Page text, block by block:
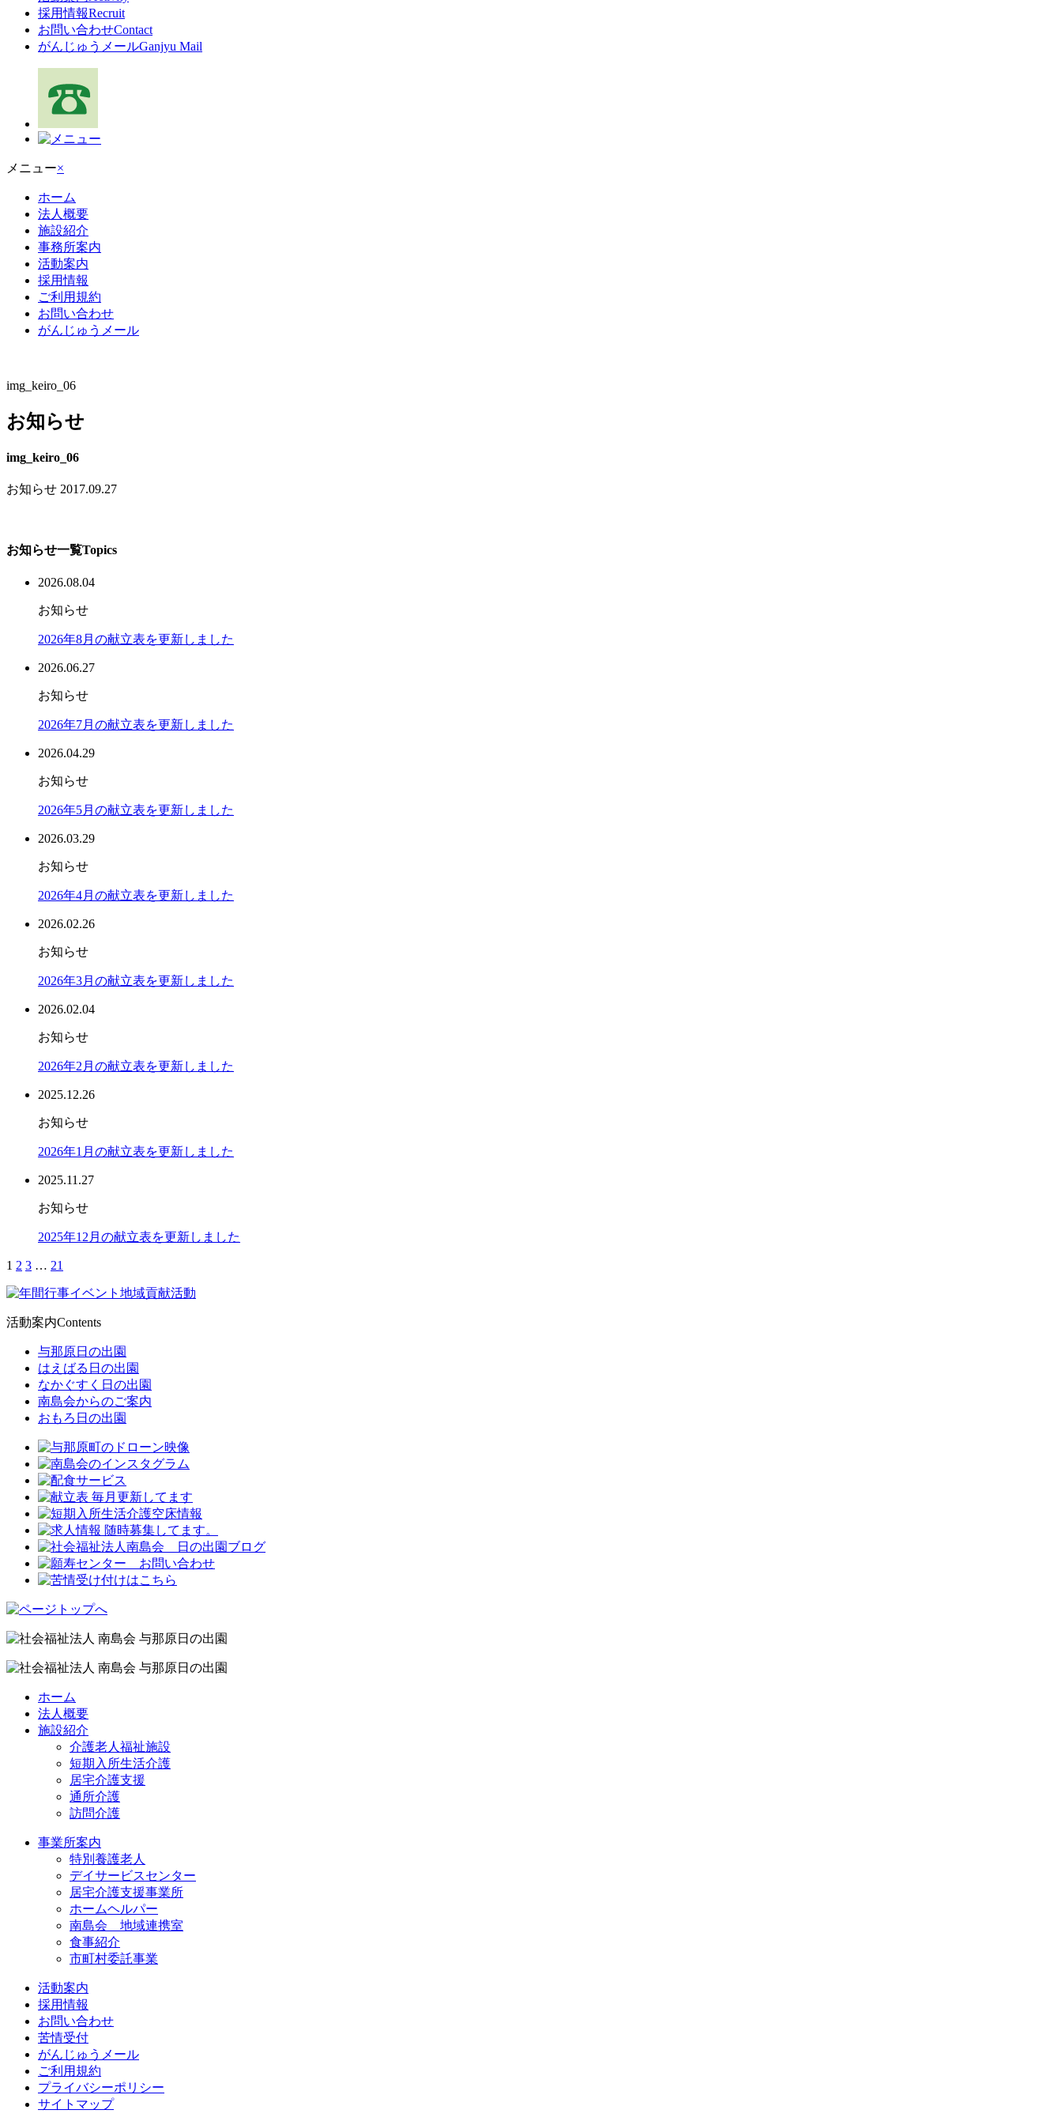
採用情報Recruit
お問い合わせContact
がんじゅうメールGanjyu Mail
メニュー×
ホーム
法人概要
施設紹介
事務所案内
活動案内
採用情報
ご利用規約
お問い合わせ
がんじゅうメール
img_keiro_06
お知らせ
img_keiro_06
お知らせ 2017.09.27
お知らせ一覧Topics
2026.08.04
お知らせ
2026年8月の献立表を更新しました
2026.06.27
お知らせ
2026年7月の献立表を更新しました
2026.04.29
お知らせ
2026年5月の献立表を更新しました
2026.03.29
お知らせ
2026年4月の献立表を更新しました
2026.02.26
お知らせ
2026年3月の献立表を更新しました
2026.02.04
お知らせ
2026年2月の献立表を更新しました
2025.12.26
お知らせ
2026年1月の献立表を更新しました
2025.11.27
お知らせ
2025年12月の献立表を更新しました
1 2 3 … 21
活動案内Contents
与那原日の出園
はえばる日の出園
なかぐすく日の出園
南島会からのご案内
おもろ日の出園
ホーム
法人概要
施設紹介
介護老人福祉施設
短期入所生活介護
居宅介護支援
通所介護
訪問介護
事業所案内
特別養護老人
デイサービスセンター
居宅介護支援事業所
ホームヘルパー
南島会 地域連携室
食事紹介
市町村委託事業
活動案内
採用情報
お問い合わせ
苦情受付
がんじゅうメール
ご利用規約
プライバシーポリシー
サイトマップ